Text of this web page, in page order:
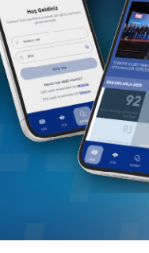
Türkiye - Özbekistan
İş Konseyi